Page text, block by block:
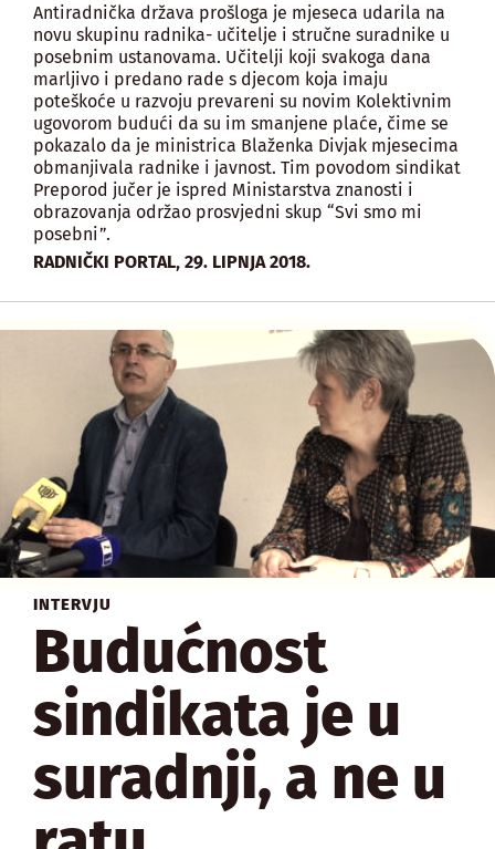
Antiradnička država prošloga je mjeseca udarila na
novu skupinu radnika- učitelje i stručne suradnike u
posebnim ustanovama. Učitelji koji svakoga dana
marljivo i predano rade s djecom koja imaju
poteškoće u razvoju prevareni su novim Kolektivnim
ugovorom budući da su im smanjene plaće, čime se
pokazalo da je ministrica Blaženka Divjak mjesecima
obmanjivala radnike i javnost. Tim povodom sindikat
Preporod jučer je ispred Ministarstva znanosti i
obrazovanja održao prosvjedni skup “Svi smo mi
posebni”.
RADNIČKI PORTAL, 29. LIPNJA 2018.
INTERVJU
Budućnost
sindikata je u
suradnji, a ne u